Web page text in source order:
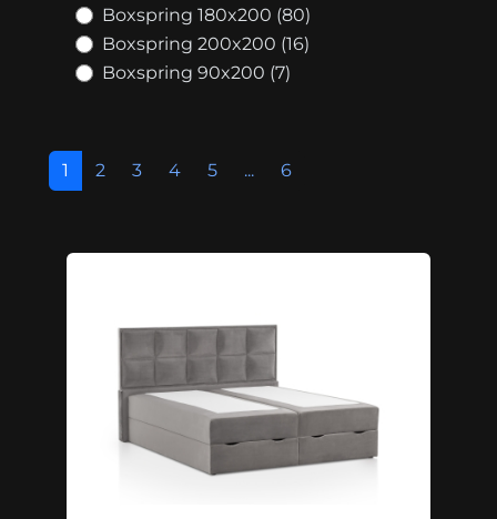
Boxspring 180x200 (80)
Boxspring 200x200 (16)
Boxspring 90x200 (7)
1 2 3 4 5 ... 6